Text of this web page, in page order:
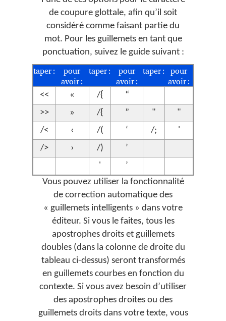
de coupure glottale, afin qu’il soit
considéré comme faisant partie du
mot. Pour les guillemets en tant que
ponctuation, suivez le guide suivant :
taper :
pour
avoir :
taper :
pour
avoir :
taper :
pour
avoir :
<< « /{
“
>>
» /{ ” "
"
/<
‹ /( ‘ /;
'
/>
› /)
’
'
’
Vous pouvez utiliser la fonctionnalité
de correction automatique des
« guillemets intelligents » dans votre
éditeur. Si vous le faites, tous les
apostrophes droits et guillemets
doubles (dans la colonne de droite du
tableau ci-dessus) seront transformés
en guillemets courbes en fonction du
contexte. Si vous avez besoin d’utiliser
des apostrophes droites ou des
guillemets droits dans votre texte, vous